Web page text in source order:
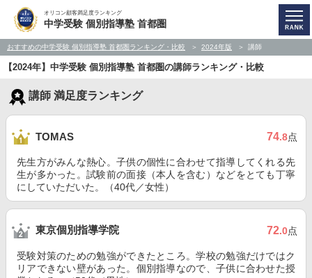
オリコン顧客満足度ランキング
中学受験 個別指導塾 首都圏
おすすめの中学受験 個別指導塾 首都圏ランキング・比較 2024年版 講師
【2024年】中学受験 個別指導塾 首都圏の講師ランキング・比較
講師 満足度ランキング
TOMAS 74.8点
先生方がみんな熱心。子供の個性に合わせて指導してくれる先
生が多かった。試験前の面接（本人を含む）などをとても丁寧
にしていただいた。（40代／女性）
東京個別指導学院 72.0点
受験対策のための勉強ができたところ。学校の勉強だけではク
リアできない壁があった。個別指導なので、子供に合わせた授